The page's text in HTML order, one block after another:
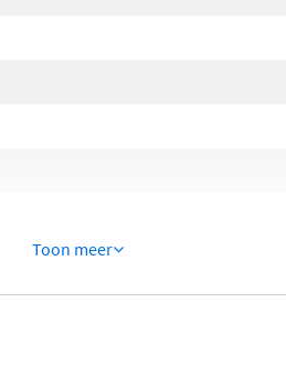
Toon meer